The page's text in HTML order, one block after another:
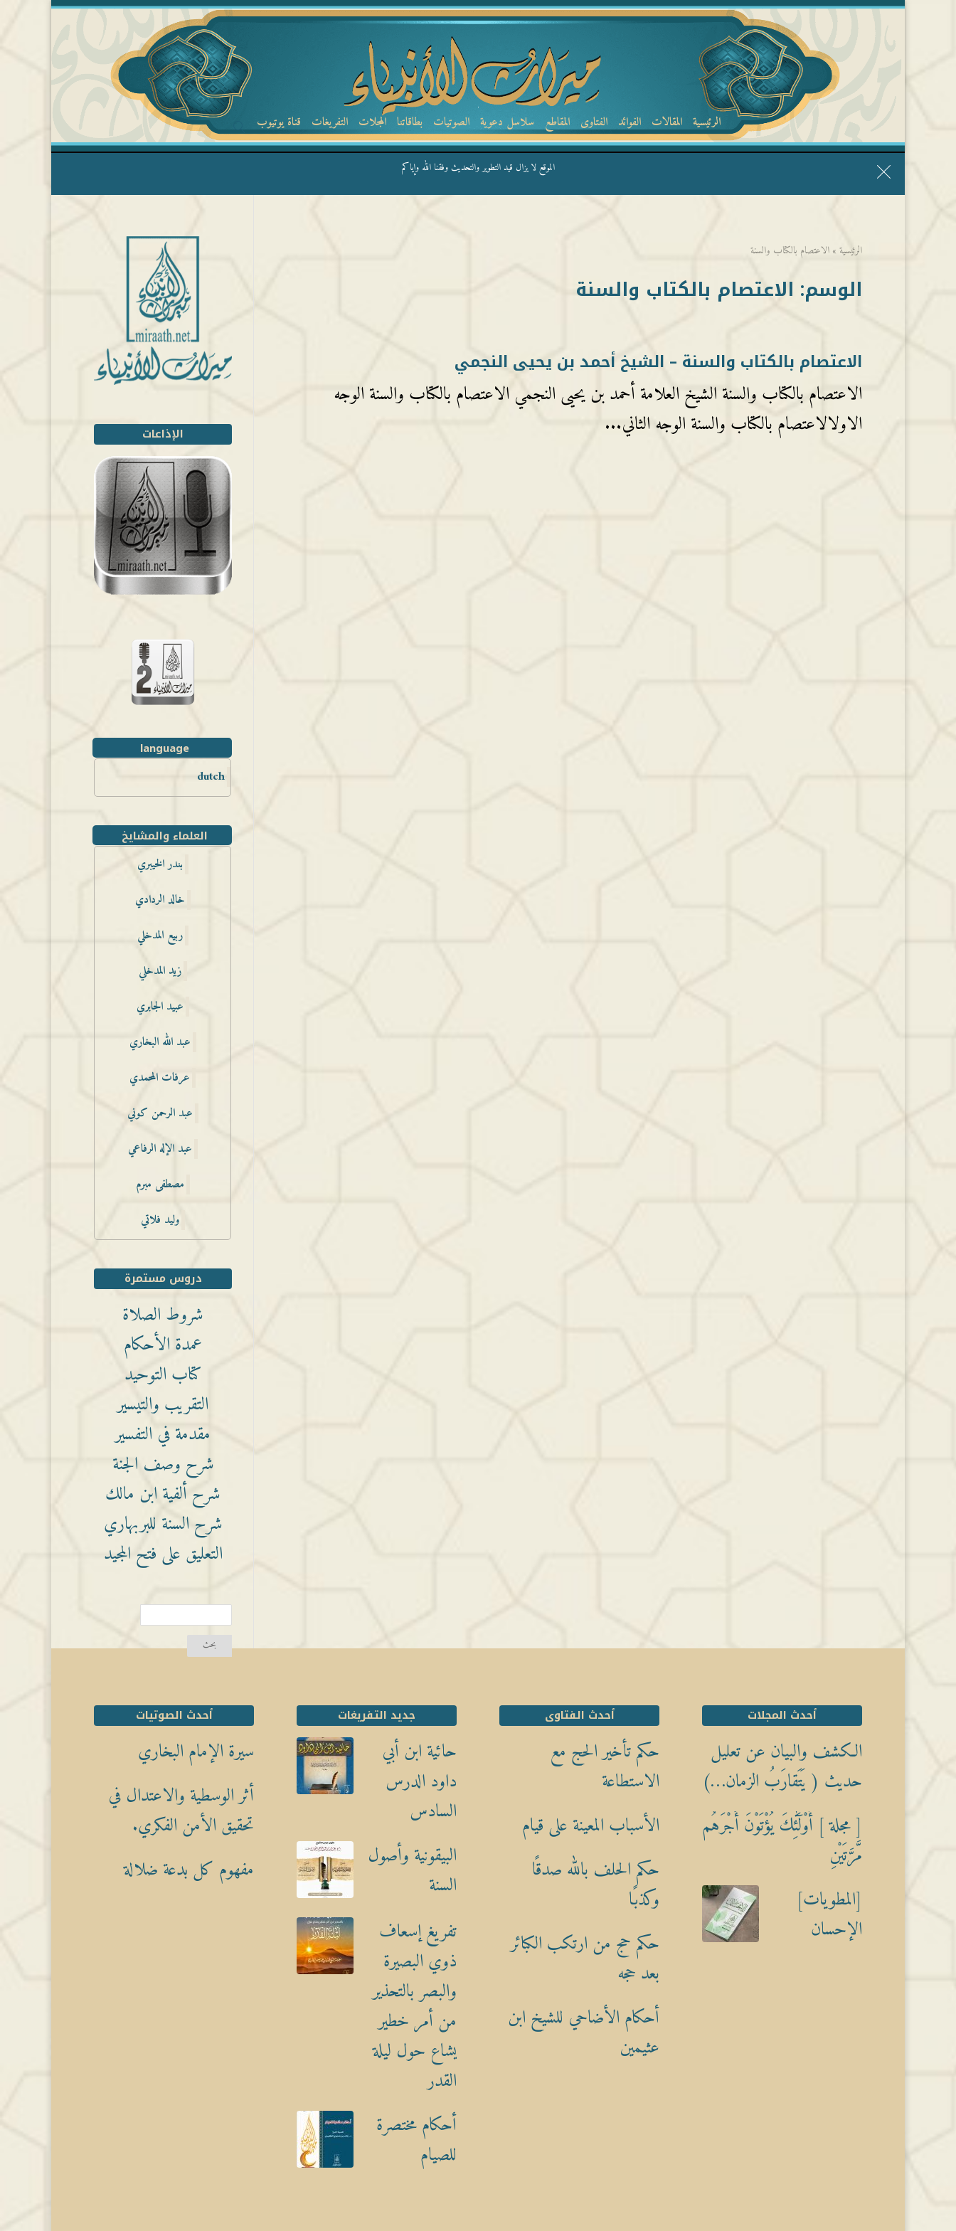
الرئيسية المقالات الفوائد الفتاوى المقاطع سلاسل دعوية الصوتيات بطاقاتنا المجلات التفريغات قناة يوتيوب
الموقع لا يزال قيد التطوير والتحديث وفقنا الله وإياكم
الرئيسية » الاعتصام بالكتاب والسنة
الوسم: الاعتصام بالكتاب والسنة
الاعتصام بالكتاب والسنة – الشيخ أحمد بن يحيى النجمي
الاعتصام بالكتاب والسنة الشيخ العلامة أحمد بن يحيى النجمي الاعتصام بالكتاب والسنة الوجه
الاولالاعتصام بالكتاب والسنة الوجه الثاني...
الإذاعات
language
dutch
العلماء والمشايخ
بندر الخيبري
خالد الردادي
ربيع المدخلي
زيد المدخلي
عبيد الجابري
عبد الله البخاري
عرفات المحمدي
عبد الرحمن كوني
عبد الإله الرفاعي
مصطفى مبرم
وليد فلاتي
دروس مستمرة
شروط الصلاة
عمدة الأحكام
كتاب التوحيد
التقريب والتيسير
مقدمة في التفسير
شرح وصف الجنة
شرح ألفية ابن مالك
شرح السنة للبربهاري
التعليق على فتح المجيد
أحدث المجلات
الكشف والبيان عن تعليل
حديث ( يَتَقارَبُ الزمان…)
[ مجلة ] أُوْلَٰٓئِكَ يُؤْتَوْنَ أَجْرَهُم
مَّرَّتَيْنِ
[المطويات]
الإحسان
أحدث الفتاوى
حكم تأخير الحج مع
الاستطاعة
الأسباب المعينة على قيام
حكم الحلف بالله صدقًا
وكذبًا
حكم حج من ارتكب الكبائر
بعد حجه
أحكام الأضاحي للشيخ ابن
عثيمين
جديد التفريغات
حائية ابن أبي
داود الدرس
السادس
البيقونية وأصول
السنة
تفريغ إسعاف
ذوي البصيرة
والبصر بالتحذير
من أمر خطير
يشاع حول ليلة
القدر
أحكام مختصرة
للصيام
أحدث الصوتيات
سيرة الإمام البخاري
أثر الوسطية والاعتدال في
تحقيق الأمن الفكري.
مفهوم كل بدعة ضلالة